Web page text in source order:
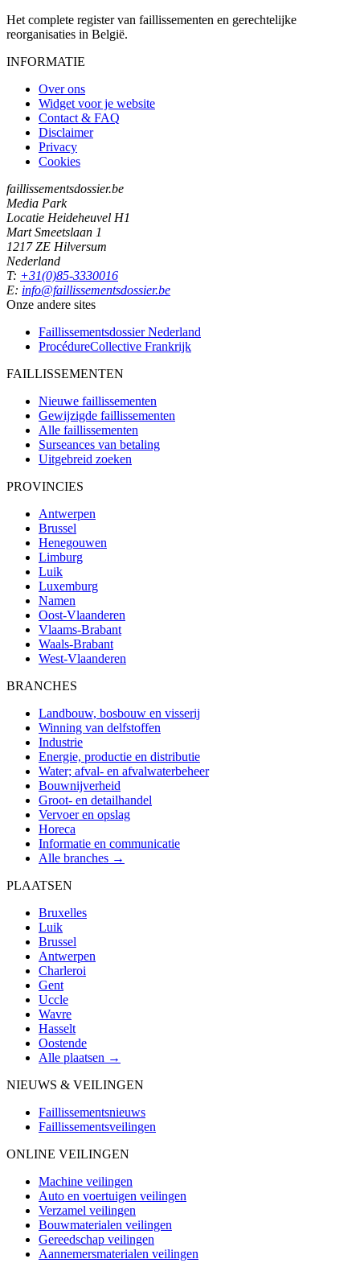
Het complete register van faillissementen en gerechtelijke
reorganisaties in België.
INFORMATIE
Over ons
Widget voor je website
Contact & FAQ
Disclaimer
Privacy
Cookies
faillissementsdossier.be
Media Park
Locatie Heideheuvel H1
Mart Smeetslaan 1
1217 ZE Hilversum
Nederland
T: +31(0)85-3330016
E: info@faillissementsdossier.be
Onze andere sites
Faillissementsdossier Nederland
ProcédureCollective Frankrijk
FAILLISSEMENTEN
Nieuwe faillissementen
Gewijzigde faillissementen
Alle faillissementen
Surseances van betaling
Uitgebreid zoeken
PROVINCIES
Antwerpen
Brussel
Henegouwen
Limburg
Luik
Luxemburg
Namen
Oost-Vlaanderen
Vlaams-Brabant
Waals-Brabant
West-Vlaanderen
BRANCHES
Landbouw, bosbouw en visserij
Winning van delfstoffen
Industrie
Energie, productie en distributie
Water; afval- en afvalwaterbeheer
Bouwnijverheid
Groot- en detailhandel
Vervoer en opslag
Horeca
Informatie en communicatie
Alle branches →
PLAATSEN
Bruxelles
Luik
Brussel
Antwerpen
Charleroi
Gent
Uccle
Wavre
Hasselt
Oostende
Alle plaatsen →
NIEUWS & VEILINGEN
Faillissementsnieuws
Faillissementsveilingen
ONLINE VEILINGEN
Machine veilingen
Auto en voertuigen veilingen
Verzamel veilingen
Bouwmaterialen veilingen
Gereedschap veilingen
Aannemersmaterialen veilingen